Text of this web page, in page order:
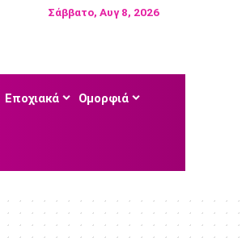
Σάββατο, Αυγ 8, 2026
Εποχιακά Ομορφιά